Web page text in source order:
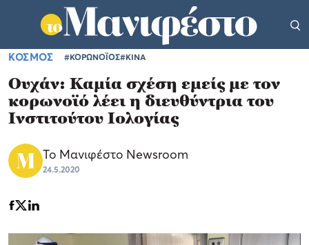
ΚΟΣΜΟΣ #ΚΟΡΩΝΟΪΟΣ#ΚΙΝΑ
Ουχάν: Καμία σχέση εμείς με τον
κορωνοϊό λέει η διευθύντρια του
Ινστιτούτου Ιολογίας
Το Μανιφέστο Newsroom
24.5.2020